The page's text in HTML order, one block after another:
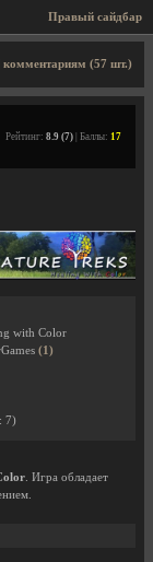
комментариям (57 шт.)
Рейтинг: 8.9 (7) | Баллы: 17
with Color
(1)
7)
. Игра обладает